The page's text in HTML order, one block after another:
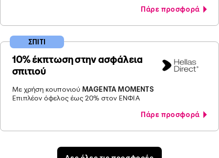
Πάρε προσφορά
10% έκπτωση στην ασφάλεια
σπιτιού
Με χρήση κουπονιού MAGENTA MOMENTS
Επιπλέον όφελος έως 20% στον ΕΝΦΙΑ
Πάρε προσφορά
ΣΠΙΤΙ